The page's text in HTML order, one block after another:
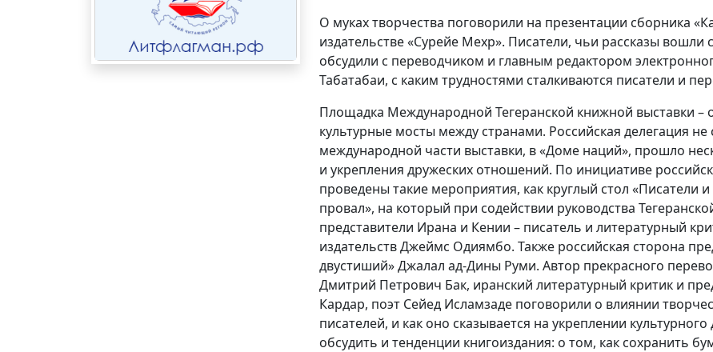
О муках творчества поговорили на презентации сборника
издательстве «Сурейе Мехр». Писатели, чьи рассказы
обсудили с переводчиком и главным редактором
Табатабаи, с каким трудностями сталкиваются писатели и
Площадка Международной Тегеранской книжной выставки –
культурные мосты между странами. Российская делегация не
международной части выставки, в «Доме наций», прошло
и укрепления дружеских отношений. По инициативе
проведены такие мероприятия, как круглый стол «Писатели
провал», на который при содействии руководства
представители Ирана и Кении – писатель и литературный
издательств Джеймс Одиямбо. Также российская сторона
двустиший» Джалал ад-Дины Руми. Автор прекрасного
Дмитрий Петрович Бак, иранский литературный критик и
Кардар, поэт Сейед Исламзаде поговорили о влиянии
писателей, и как оно сказывается на укреплении
обсудить и тенденции книгоиздания: о том, как сохранить